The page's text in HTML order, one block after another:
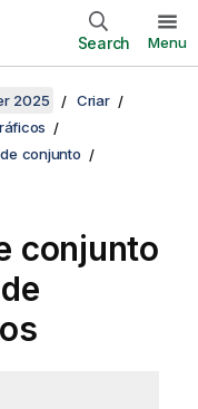
Search Menu
2025
Criar
conjunto
conjunto